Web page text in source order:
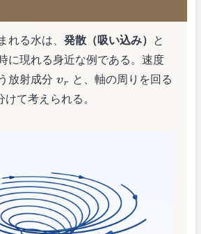
れる水は、発散（吸い込み） と
に現れる身近な例である。速度
放射成分vr と、軸の周りを回る
けて考えられる。